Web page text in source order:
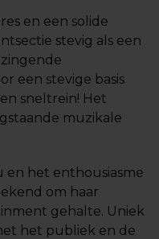
en een solide
stevig als een
een stevige basis
sneltrein! Het
muzikale
en het enthousiasme
om haar
gehalte. Uniek
het publiek en de